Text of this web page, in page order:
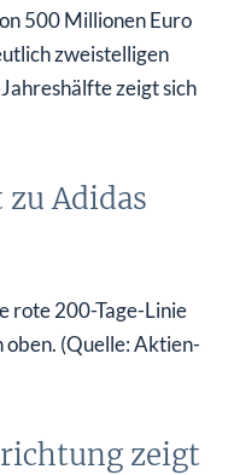
500 Millionen Euro
zweistelligen
zeigt sich
Adidas
rote 200-Tage-Linie
(Quelle: Aktien-
zeigt